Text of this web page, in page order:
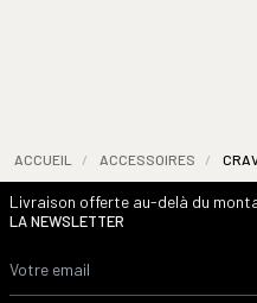
ACCUEIL / ACCESSOIRES /
Livraison offerte au-delà du
LA NEWSLETTER